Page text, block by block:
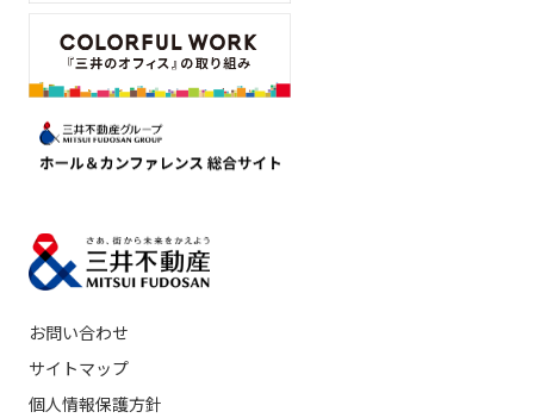
お問い合わせ
サイトマップ
個人情報保護方針